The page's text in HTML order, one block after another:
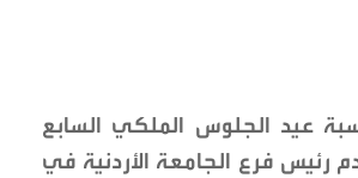
عيد الجلوس الملكي السابع
رئيس فرع الجامعة الأردنية في